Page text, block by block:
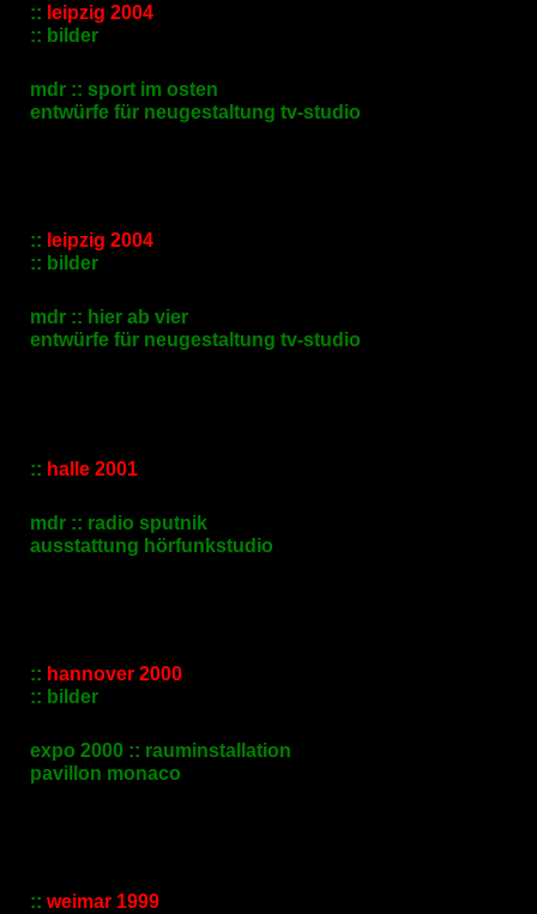
:: leipzig 2004
:: bilder
mdr :: sport im osten
entwürfe für neugestaltung tv-studio
:: leipzig 2004
:: bilder
mdr :: hier ab vier
entwürfe für neugestaltung tv-studio
:: halle 2001
mdr :: radio sputnik
ausstattung hörfunkstudio
:: hannover 2000
:: bilder
expo 2000 :: rauminstallation
pavillon monaco
:: weimar 1999